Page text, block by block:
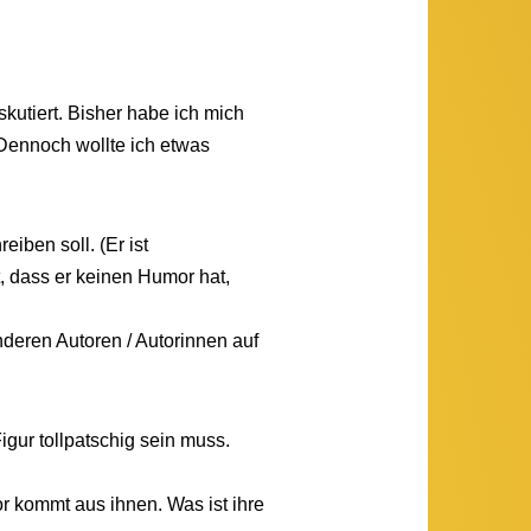
Bisher habe ich mich
wollte ich etwas
soll. (Er ist
er keinen Humor hat,
Autoren / Autorinnen auf
tollpatschig sein muss.
kommt aus ihnen. Was ist ihre